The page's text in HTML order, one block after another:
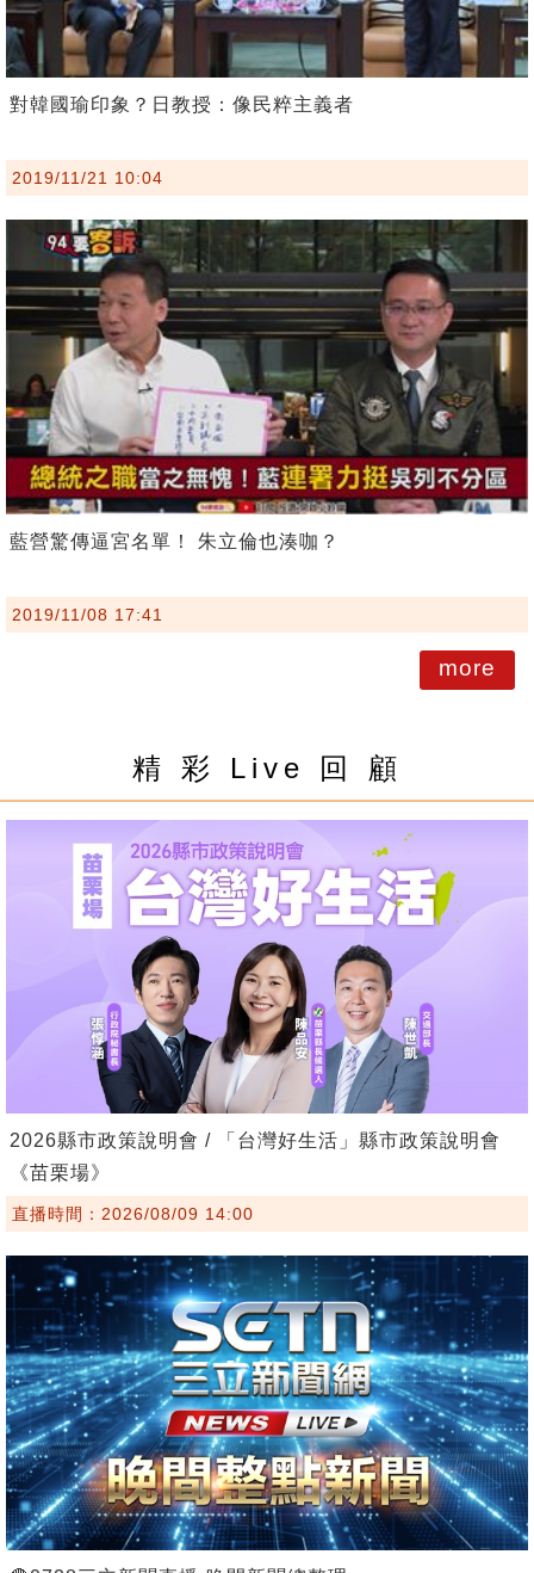
對韓國瑜印象？日教授：像民粹主義者
2019/11/21 10:04
藍營驚傳逼宮名單！ 朱立倫也湊咖？
2019/11/08 17:41
more
精 彩 Live 回 顧
2026縣市政策說明會 / 「台灣好生活」縣市政策說明會
《苗栗場》
直播時間：2026/08/09 14:00